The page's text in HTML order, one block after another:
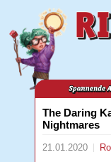
The Daring
Nightmares
21.01.2020